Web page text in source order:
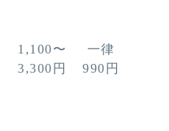
1,100〜
3,300円
一律
990円